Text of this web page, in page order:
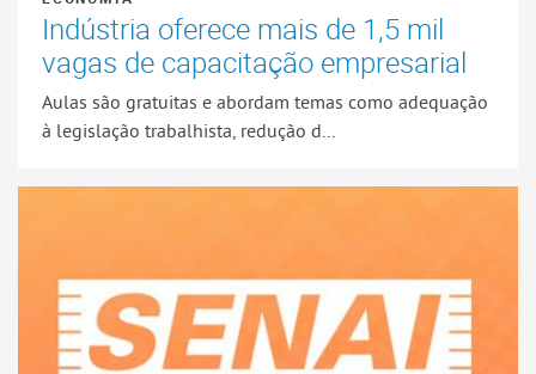
Indústria oferece mais de 1,5 mil
vagas de capacitação empresarial
Aulas são gratuitas e abordam temas como adequação
à legislação trabalhista, redução d...